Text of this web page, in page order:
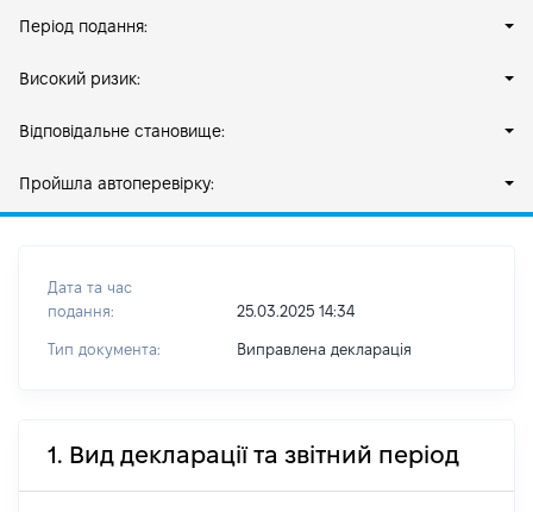
Період подання:
Високий ризик:
Відповідальне становище:
Пройшла автоперевірку:
Дата та час
подання:
25.03.2025 14:34
Тип документа: Виправлена декларація
1. Вид декларації та звітний період